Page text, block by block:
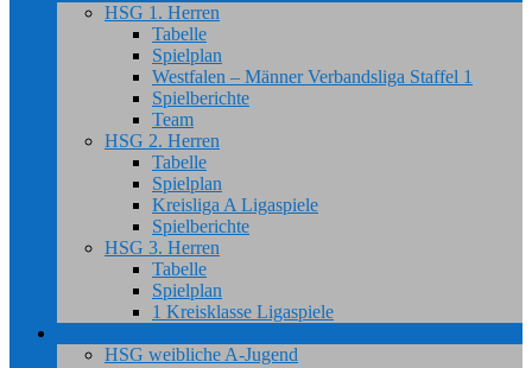
HSG 1. Herren
Tabelle
Spielplan
Westfalen – Männer Verbandsliga Staffel 1
Spielberichte
Team
HSG 2. Herren
Tabelle
Spielplan
Kreisliga A Ligaspiele
Spielberichte
HSG 3. Herren
Tabelle
Spielplan
1 Kreisklasse Ligaspiele
HSG weibliche A-Jugend